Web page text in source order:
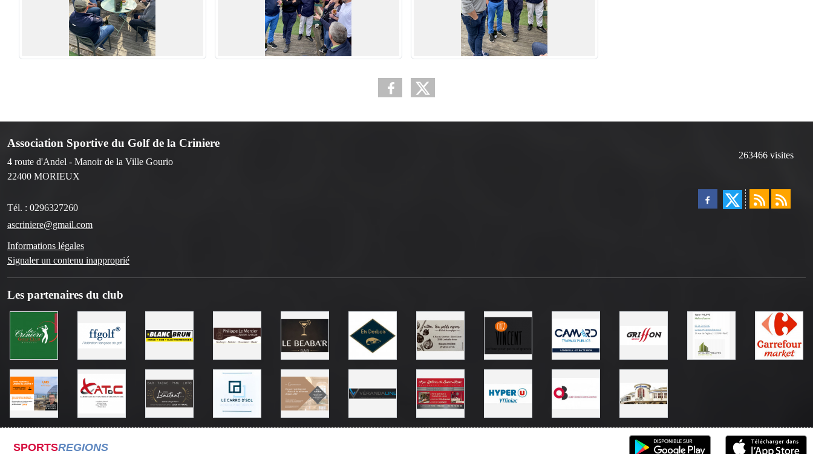
Association Sportive du Golf de la Criniere
4 route d'Andel - Manoir de la Ville Gourio
22400 MORIEUX
Tél. : 0296327260
ascriniere@gmail.com
Informations légales
Signaler un contenu inapproprié
263466 visites
Les partenaires du club
SPORTSREGIONS